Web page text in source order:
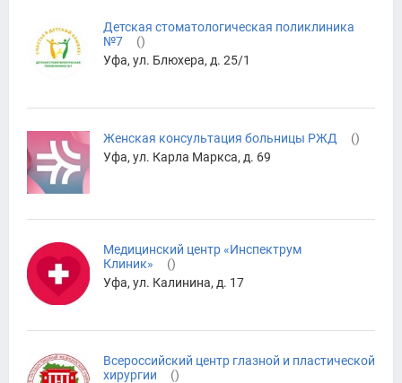
Детская стоматологическая поликлиника
№7
()
Уфа, ул. Блюхера, д. 25/1
Женская консультация больницы РЖД ()
Уфа, ул. Карла Маркса, д. 69
Медицинский центр «Инспектрум
Клиник»
()
Уфа, ул. Калинина, д. 17
Всероссийский центр глазной и пластической
хирургии
()